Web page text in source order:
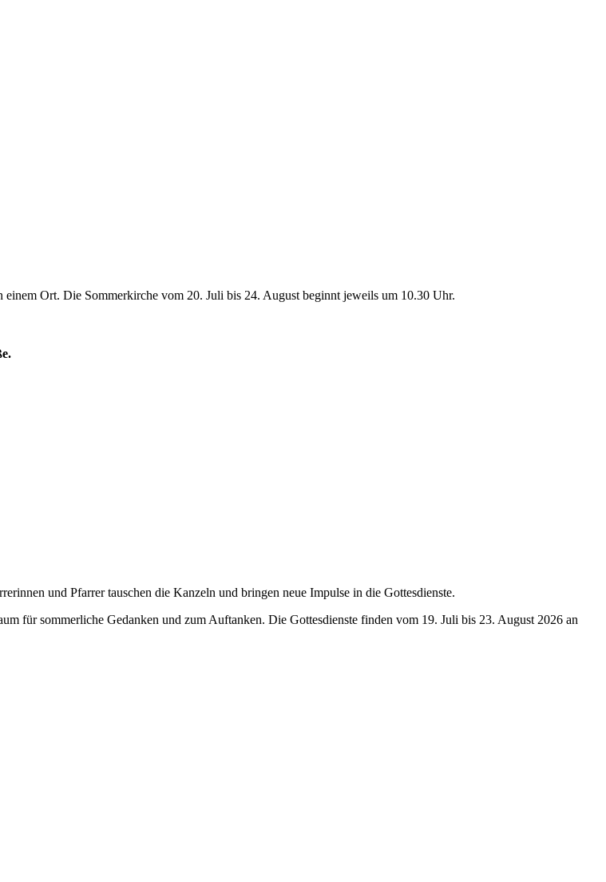
Ort. Die Sommerkirche vom 20. Juli bis 24. August beginnt jeweils um 10.30 Uhr.
und Pfarrer tauschen die Kanzeln und bringen neue Impulse in die Gottesdienste.
für sommerliche Gedanken und zum Auftanken. Die Gottesdienste finden vom 19. Juli bis 23. August 2026 an